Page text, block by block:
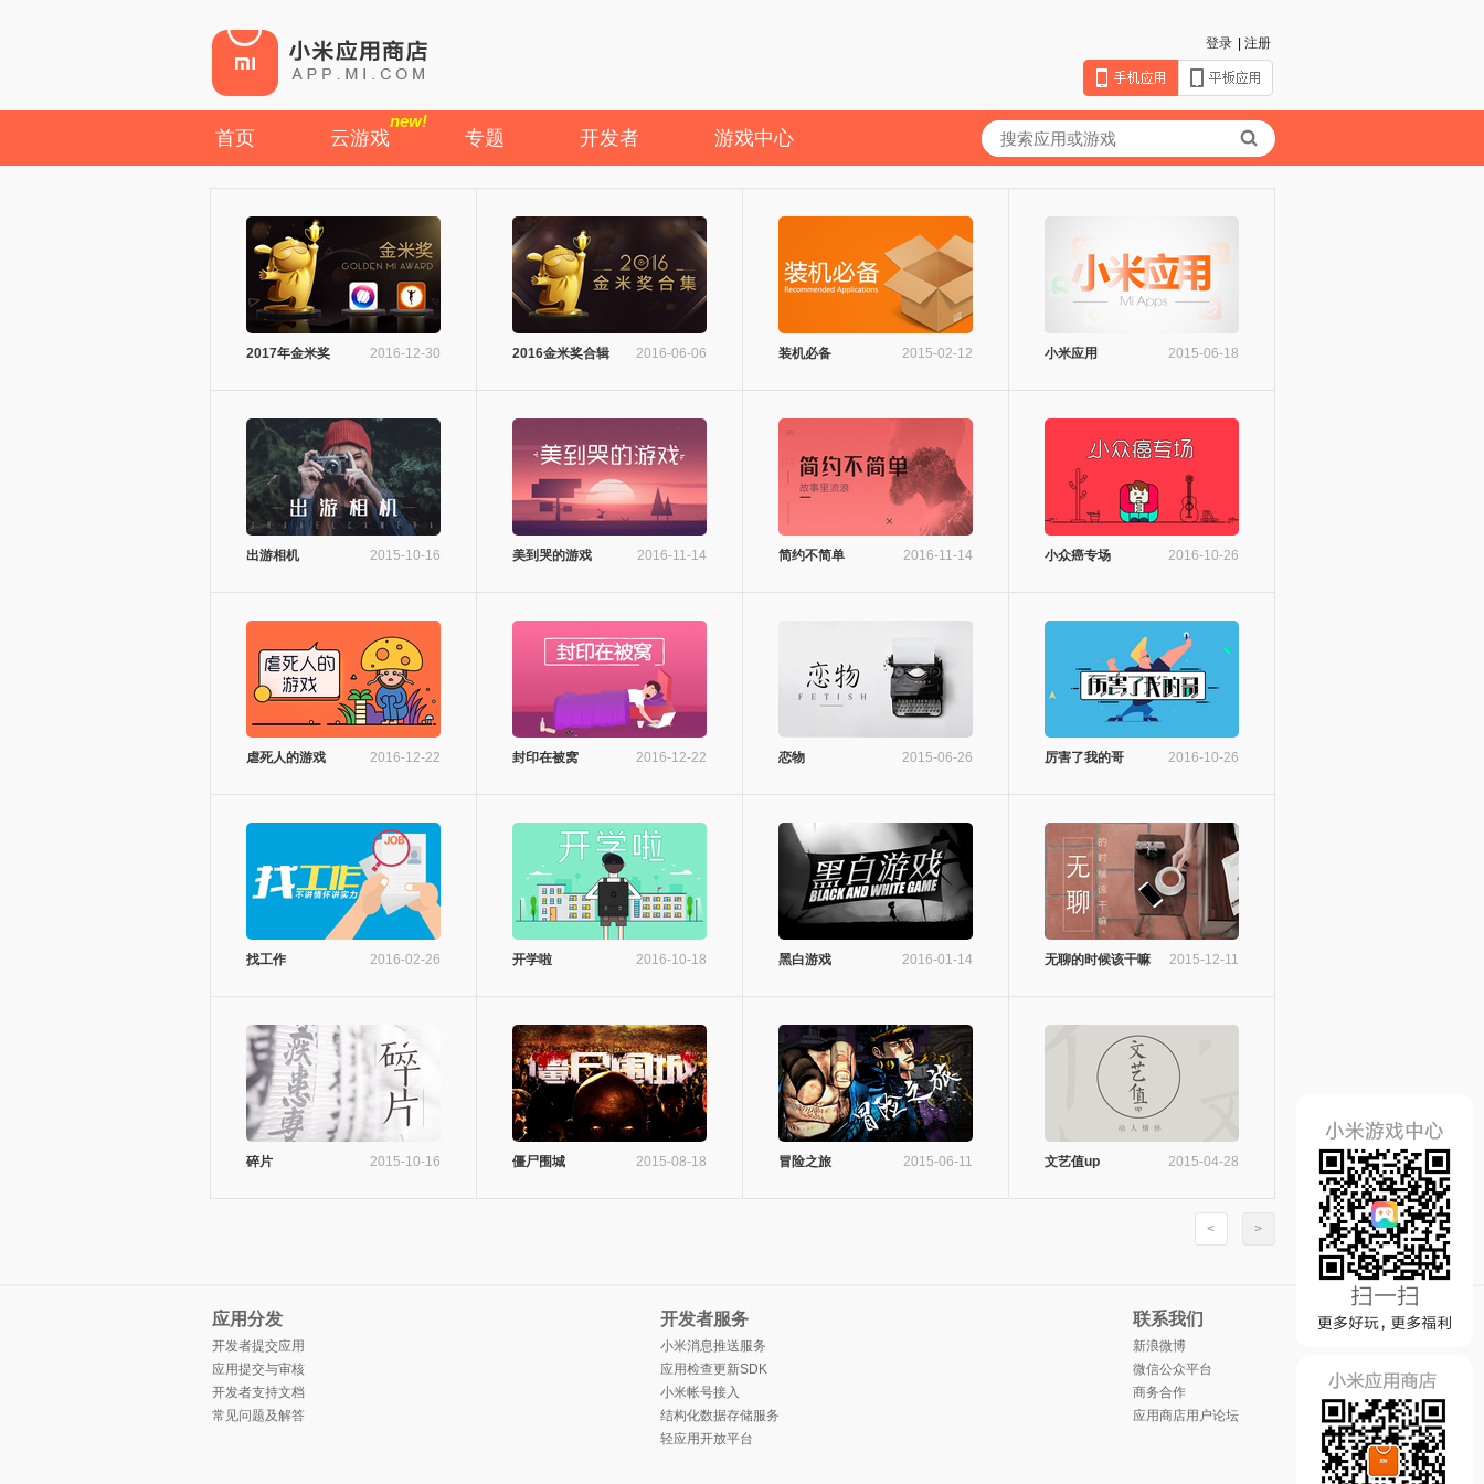
注册
登录
首页 云游戏
new!
专题 开发者 游戏中心
2016-12-30
2017年金米奖 2016-06-06
2016金米奖合辑 2015-02-12
装机必备 2015-06-18
小米应用
2015-10-16
出游相机 2016-11-14
美到哭的游戏 2016-11-14
简约不简单 2016-10-26
小众癌专场
2016-12-22
虐死人的游戏 2016-12-22
封印在被窝 2015-06-26
恋物 2016-10-26
厉害了我的哥
2016-02-26
找工作 2016-10-18
开学啦 2016-01-14
黑白游戏 2015-12-11
无聊的时候该干嘛
2015-10-16
碎片 2015-08-18
僵尸围城 2015-06-11
冒险之旅 2015-04-28
文艺值up
>
<
应用分发
开发者提交应用
应用提交与审核
开发者支持文档
常见问题及解答
开发者服务
小米消息推送服务
应用检查更新SDK
小米帐号接入
结构化数据存储服务
轻应用开放平台
联系我们
新浪微博
微信公众平台
商务合作
应用商店用户论坛